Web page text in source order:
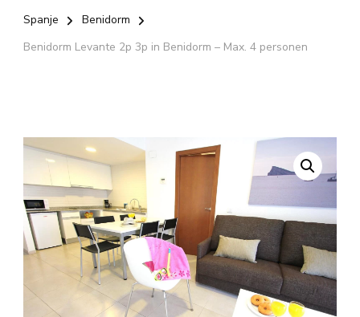
Spanje
Benidorm
Benidorm Levante 2p 3p in Benidorm – Max. 4 personen